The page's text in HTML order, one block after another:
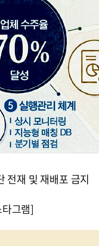
재 및 재배포 금지
그램]